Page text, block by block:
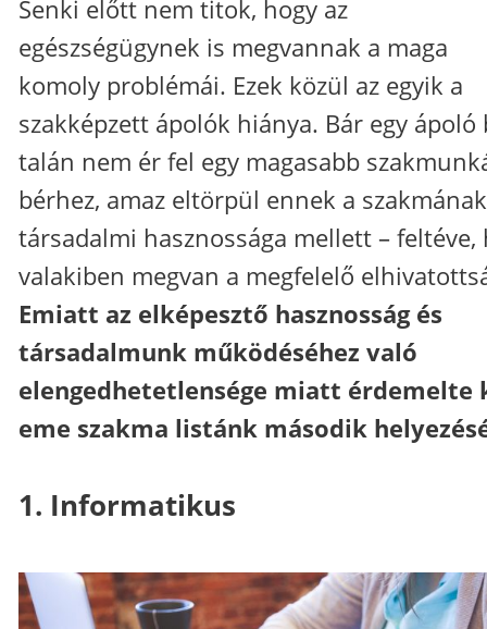
Senki előtt nem titok, hogy az
egészségügynek is megvannak a maga
komoly problémái. Ezek közül az egyik a
szakképzett ápolók hiánya. Bár egy ápoló
talán nem ér fel egy magasabb
bérhez, amaz eltörpül ennek a
társadalmi hasznossága mellett – feltéve,
valakiben megvan a megfelelő
Emiatt az elképesztő hasznosság és
társadalmunk működéséhez való
elengedhetetlensége miatt érdemelte
eme szakma listánk második
1. Informatikus